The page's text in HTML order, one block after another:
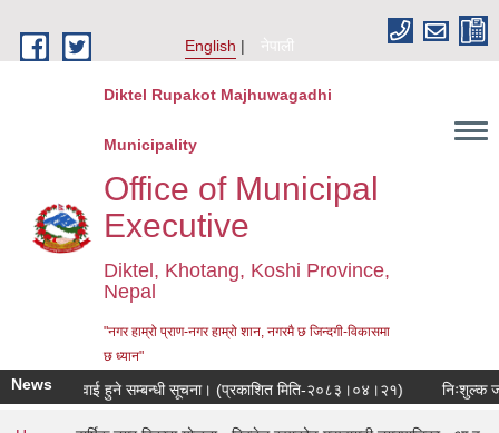
English
नेपाली
Diktel Rupakot Majhuwagadhi
Municipality
Office of Municipal
Executive
Diktel, Khotang, Koshi Province,
Nepal
"नगर हाम्रो प्राण-नगर हाम्रो शान, नगरमै छ जिन्दगी-विकासमा
छ ध्यान"
Newsसुनुवाई हुने सम्बन्धी सूचना। (प्रकाशित मिति-२०८३।०४।२१) निःशुल्क